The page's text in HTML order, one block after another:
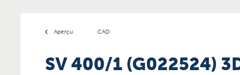
Aperçu CAD
SV 400/1 (G022524)